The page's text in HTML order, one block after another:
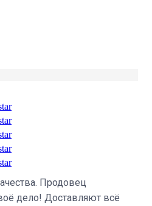
Продовец
дело! Доставляют всё